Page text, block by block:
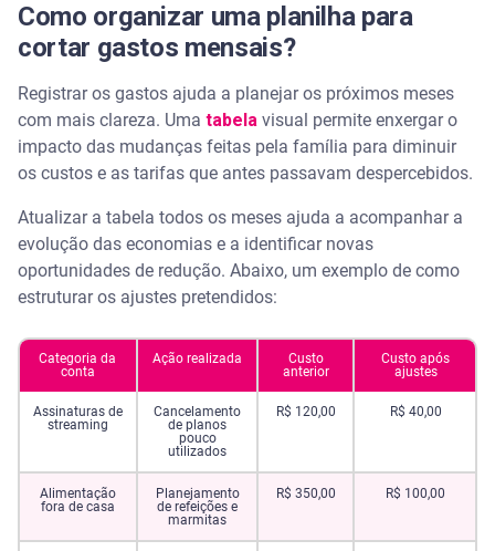
Como organizar uma planilha para
cortar gastos mensais?
Registrar os gastos ajuda a planejar os próximos meses
com mais clareza. Uma tabela visual permite enxergar o
impacto das mudanças feitas pela família para diminuir
os custos e as tarifas que antes passavam despercebidos.
Atualizar a tabela todos os meses ajuda a acompanhar a
evolução das economias e a identificar novas
oportunidades de redução. Abaixo, um exemplo de como
estruturar os ajustes pretendidos:
Categoria da
conta
Ação realizada
Custo
anterior
Custo após
ajustes
Assinaturas de
streaming
Cancelamento
de planos
pouco
utilizados
R$ 120,00 R$ 40,00
Alimentação
fora de casa
Planejamento
de refeições e
marmitas
R$ 350,00 R$ 100,00